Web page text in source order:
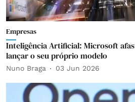
Empresas
Inteligência Artificial: Microsoft
lançar o seu próprio modelo
Nuno Braga 03 Jun 2026